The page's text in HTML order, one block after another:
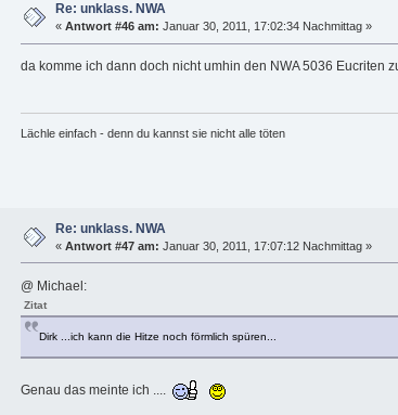
Re: unklass. NWA
« Antwort #46 am: Januar 30, 2011, 17:02:34 Nachmittag »
da komme ich dann doch nicht umhin den NWA 5036 Eucriten
Lächle einfach - denn du kannst sie nicht alle töten
Re: unklass. NWA
« Antwort #47 am: Januar 30, 2011, 17:07:12 Nachmittag »
@ Michael:
Zitat
Dirk ...ich kann die Hitze noch förmlich spüren...
Genau das meinte ich ....